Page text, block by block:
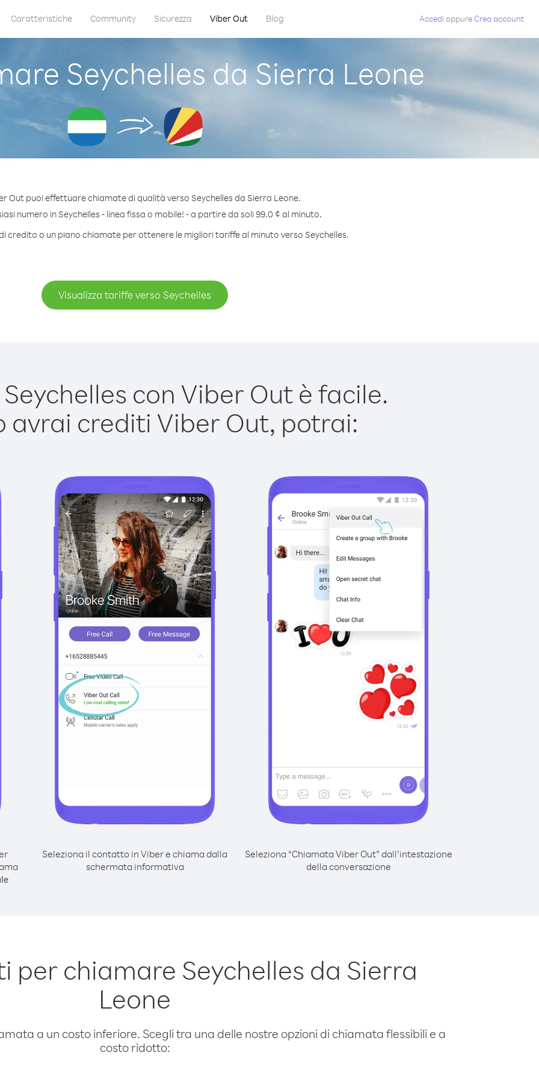
Caratteristiche Community Sicurezza Viber Out Blog Accedi oppureCrea account
Seychelles da Sierra Leone
Out puoi effettuare chiamate di qualità verso Seychelles da Sierra Leone.
numero in Seychelles - linea fissa o mobile! - a partire da soli 99.0 ¢ al minuto.
credito o un piano chiamate per ottenere le migliori tariffe al minuto verso Seychelles.
Visualizza tariffe verso Seychelles
con Viber Out è facile.
avrai crediti Viber Out, potrai:
Seleziona il contatto in Viber e chiama dalla
schermata informativa
Seleziona “Chiamata Viber Out” dall’intestazione
della conversazione
per chiamare Seychelles da Sierra
Leone
a un costo inferiore. Scegli tra una delle nostre opzioni di chiamata flessibili e a
costo ridotto: